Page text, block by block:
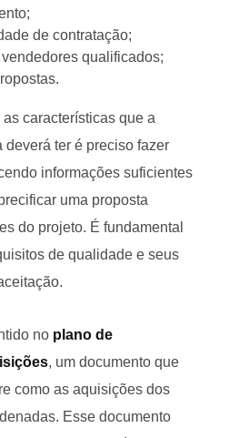
de contratação;
qualificados;
características que a
ter é preciso fazer
informações suficientes
uma proposta
do projeto. É fundamental
de qualidade e seus
no plano de
, um documento que
como as aquisições dos
Esse documento